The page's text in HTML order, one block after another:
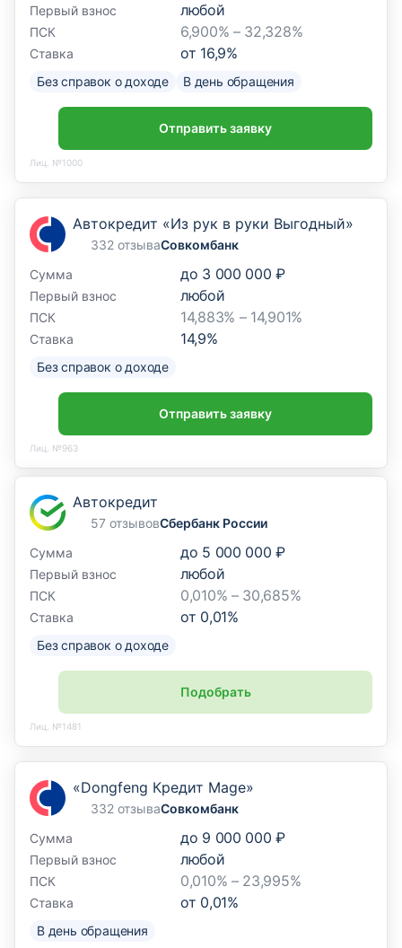
Первый взнос любой
ПСК 6,900% – 32,328%
Ставка от 16,9%
Без справок о доходе В день обращения
Отправить заявку
Лиц. №1000
Автокредит «Из рук в руки Выгодный»
332 отзываСовкомбанк
Сумма
до 3 000 000 ₽
Первый взнос любой
ПСК 14,883% – 14,901%
Ставка 14,9%
Без справок о доходе
Отправить заявку
Лиц. №963
Автокредит
57 отзывовСбербанк России
Сумма
до 5 000 000 ₽
Первый взнос любой
ПСК 0,010% – 30,685%
Ставка от 0,01%
Без справок о доходе
Подобрать
Лиц. №1481
«Dongfeng Кредит Mage»
332 отзываСовкомбанк
Сумма
до 9 000 000 ₽
Первый взнос любой
ПСК 0,010% – 23,995%
Ставка от 0,01%
В день обращения